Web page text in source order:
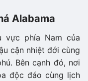
Alabama
vực phía Nam của
cận nhiệt đới cùng
Bên cạnh đó, nơi
độc đáo cùng lịch